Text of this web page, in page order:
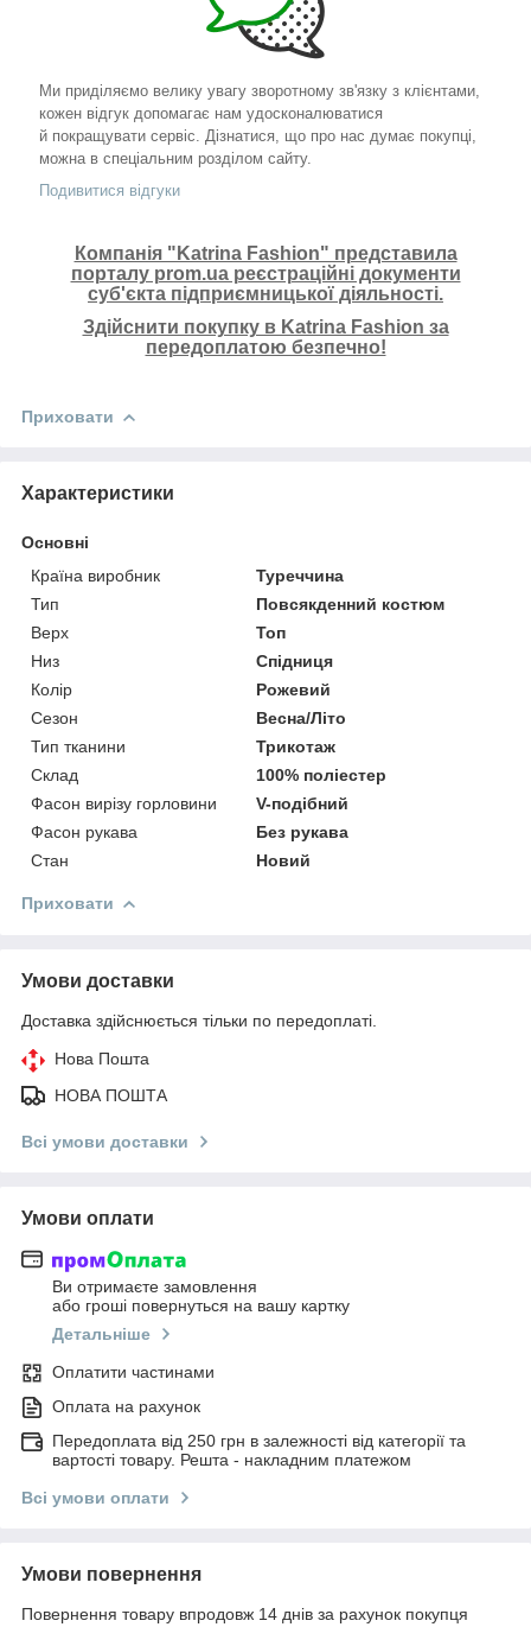
Ми приділяємо велику увагу зворотному зв'язку з клієнтами,
кожен відгук допомагає нам удосконалюватися
й покращувати сервіс. Дізнатися, що про нас думає покупці,
можна в спеціальним розділом сайту.
Подивитися відгуки
Компанія "Katrina Fashion" представила
порталу prom.ua реєстраційні документи
суб'єкта підприємницької діяльності.
Здійснити покупку в Katrina Fashion за
передоплатою безпечно!
Приховати
Характеристики
Основні
Країна виробник
Туреччина
Тип
Повсякденний костюм
Верх
Топ
Низ
Спідниця
Колір
Рожевий
Сезон
Весна/Літо
Тип тканини
Трикотаж
Склад
100% поліестер
Фасон вирізу горловини
V-подібний
Фасон рукава
Без рукава
Стан
Новий
Приховати
Умови доставки
Доставка здійснюється тільки по передоплаті.
Нова Пошта
НОВА ПОШТА
Всі умови доставки
Умови оплати
Ви отримаєте замовлення
або гроші повернуться на вашу картку
Детальніше
Оплатити частинами
Оплата на рахунок
Передоплата від 250 грн в залежності від категорії та
вартості товару. Решта - накладним платежом
Всі умови оплати
Умови повернення
Повернення товару впродовж 14 днів за рахунок покупця